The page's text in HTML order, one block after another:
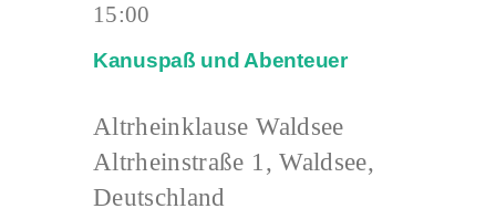
Kanuspaß und Abenteuer
15:00
Altrheinklause Waldsee
Altrheinstraße 1, Waldsee,
Deutschland